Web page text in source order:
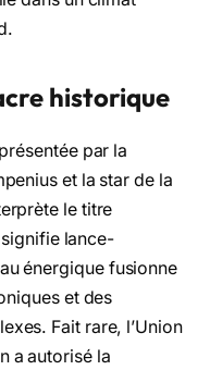
historique
par la
et la star de la
le titre
lance-
énergique fusionne
et des
. Fait rare, l’Union
a autorisé la